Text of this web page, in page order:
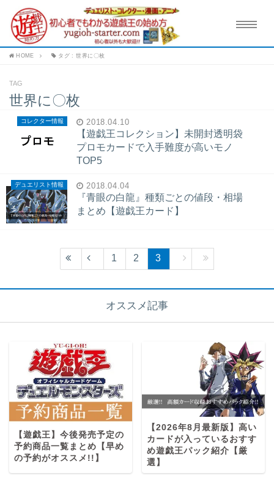
HOME タグ : 世界に〇枚
TAG
世界に〇枚
コレクター情報 2018.04.10
【遊戯王コレクション】未開封透明袋
プロモカードで入手難度が高いモノ
TOP5
デュエリスト情報 2018.04.04
『青眼の白龍』種類ごとの値段・相場
まとめ【遊戯王カード】
1 2 3
オススメ記事
【遊戯王】今後発売予定の
予約商品一覧まとめ【早め
の予約がオススメ!!】
【2026年8月最新版】高い
カードが入っているおすす
め遊戯王パック紹介【厳
選】